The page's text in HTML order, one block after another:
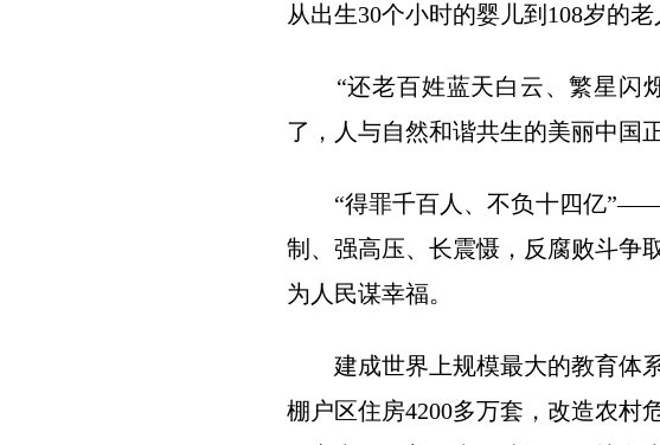
从出生30个小时的婴儿到108岁的
“还老百姓蓝天白云、繁星闪
了，人与自然和谐共生的美丽中国
“得罪千百人、不负十四亿”——
制、强高压、长震慑，反腐败斗争
为人民谋幸福。
建成世界上规模最大的教育体系
棚户区住房4200多万套，改造农村